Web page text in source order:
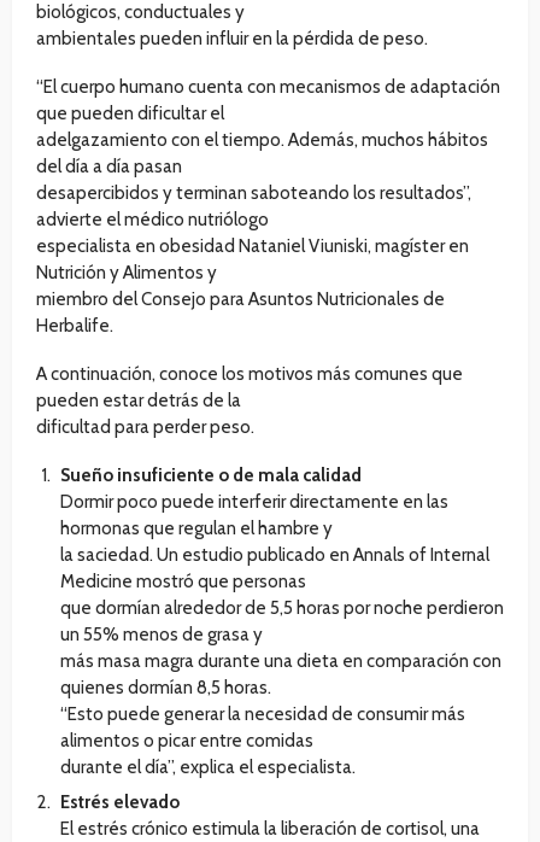
biológicos, conductuales y
ambientales pueden influir en la pérdida de peso.
“El cuerpo humano cuenta con mecanismos de adaptación
que pueden dificultar el
adelgazamiento con el tiempo. Además, muchos hábitos
del día a día pasan
desapercibidos y terminan saboteando los resultados”,
advierte el médico nutriólogo
especialista en obesidad Nataniel Viuniski, magíster en
Nutrición y Alimentos y
miembro del Consejo para Asuntos Nutricionales de
Herbalife.
A continuación, conoce los motivos más comunes que
pueden estar detrás de la
dificultad para perder peso.
Sueño insuficiente o de mala calidad
Dormir poco puede interferir directamente en las
hormonas que regulan el hambre y
la saciedad. Un estudio publicado en Annals of Internal
Medicine mostró que personas
que dormían alrededor de 5,5 horas por noche perdieron
un 55% menos de grasa y
más masa magra durante una dieta en comparación con
quienes dormían 8,5 horas.
“Esto puede generar la necesidad de consumir más
alimentos o picar entre comidas
durante el día”, explica el especialista.
Estrés elevado
El estrés crónico estimula la liberación de cortisol, una